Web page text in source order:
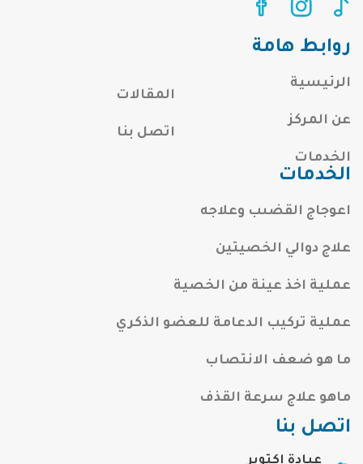
روابط هامة
الرئيسية
عن المركز
الخدمات
المقالات
اتصل بنا
الخدمات
اعوجاج القضىب وعلاجه
علاج دوالي الخصيتين
عملية اخذ عينة من الخصية
عملية تركيب الدعامة للعضو الذكري
ما هو ضعف الانتصاب
ماهو علاج سرعة القذف
اتصل بنا